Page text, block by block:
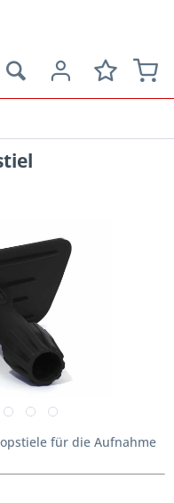
für die Aufnahme